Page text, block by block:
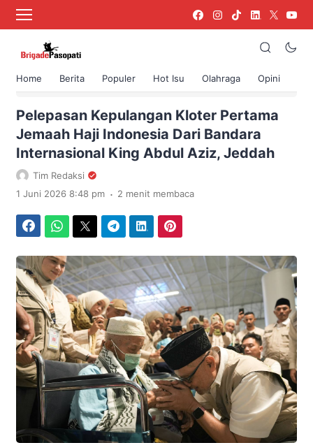
Home Berita Populer Hot Isu Olahraga Opini
›
Pelepasan Kepulangan Kloter Pertama
Jemaah Haji Indonesia Dari Bandara
Internasional King Abdul Aziz, Jeddah
Tim Redaksi
1 Juni 2026 8:48 pm . 2 menit membaca